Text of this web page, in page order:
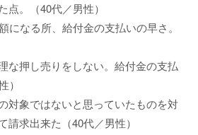
点。（40代／男性）
になる所、給付金の支払いの早さ。
な押し売りをしない。給付金の支払
）
対象ではないと思っていたものを対
請求出来た（40代／男性）